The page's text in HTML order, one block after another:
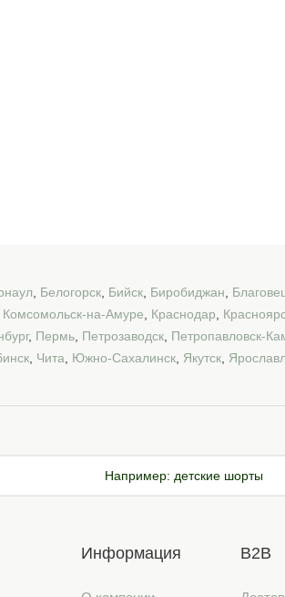
Белогорск Бийск Биробиджан
Комсомольск-на-Амуре Краснодар
, Пермь Петрозаводск Петропавловск-
Чита Южно-Сахалинск Якутск
Например: детские шорты
Информация B2B